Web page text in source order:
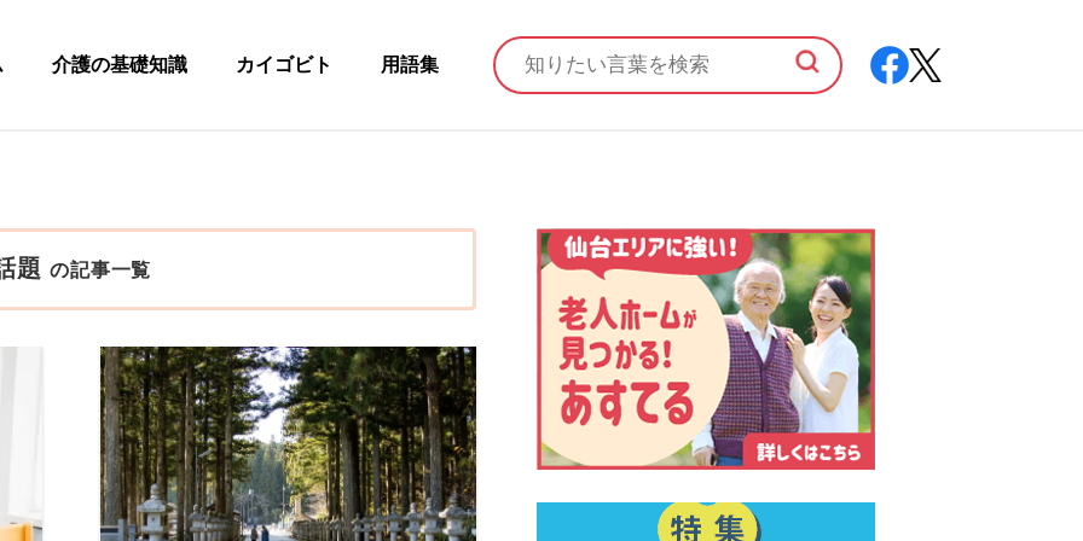
介護の基礎知識 カイゴビト 用語集
題の記事一覧